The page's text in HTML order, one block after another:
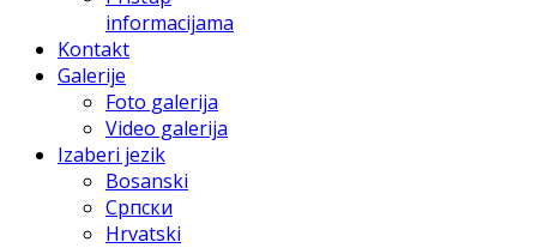
informacijama
Kontakt
Galerije
Foto galerija
Video galerija
Izaberi jezik
Bosanski
Српски
Hrvatski